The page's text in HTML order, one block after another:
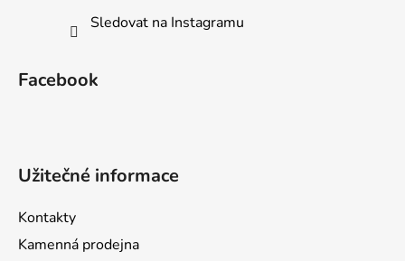
Sledovat na Instagramu
Facebook
Užitečné informace
Kontakty
Kamenná prodejna